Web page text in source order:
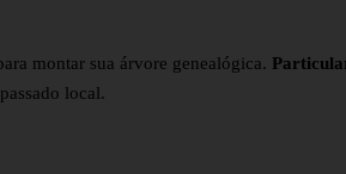
montar sua árvore genealógica.
local.